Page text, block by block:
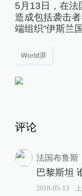
5月13日，在法
造成包括袭击
端组织“伊斯兰
World湃
评论
法国布鲁斯
巴黎斯坦
2018-05-13∙